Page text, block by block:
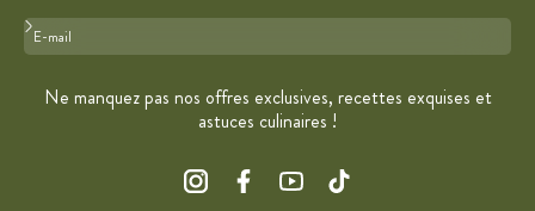
Format : adresse@email.com
Ne manquez pas nos offres exclusives, recettes exquises et
astuces culinaires !